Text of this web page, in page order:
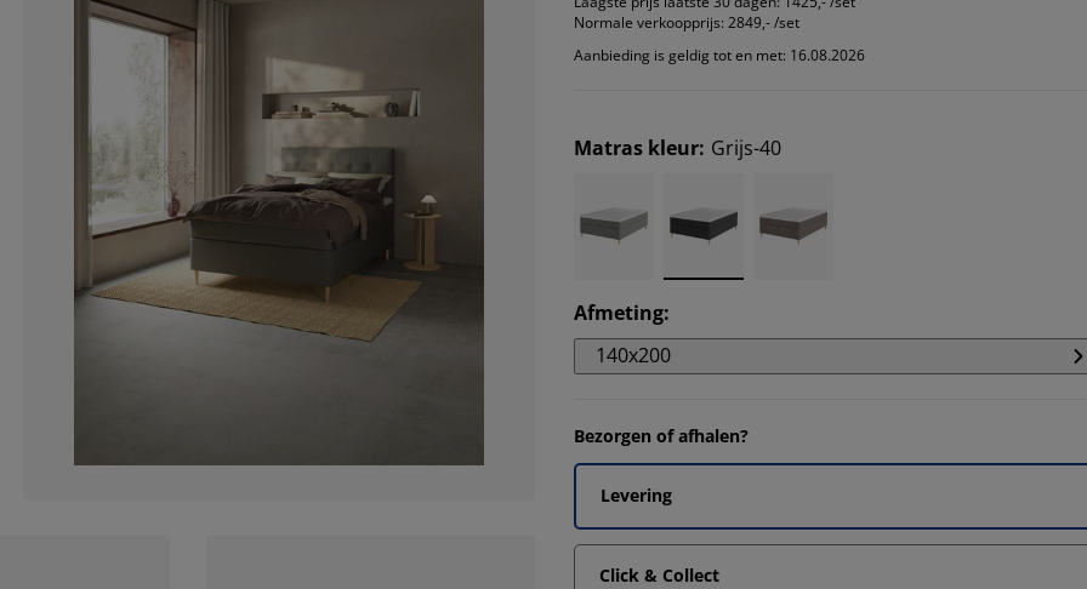
Normale verkoopprijs: 2849,- /set
Aanbieding is geldig tot en met: 16.08.2026
Matras kleur: Grijs-40
Afmeting:
140x200
Bezorgen of afhalen?
Levering
Click & Collect